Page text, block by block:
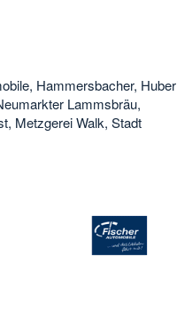
Hammersbacher, Huber
Lammsbräu,
Metzgerei Walk, Stadt